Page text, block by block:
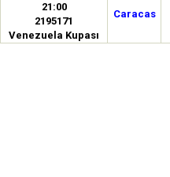
21:00
2195171
Venezuela Kupası
Caracas